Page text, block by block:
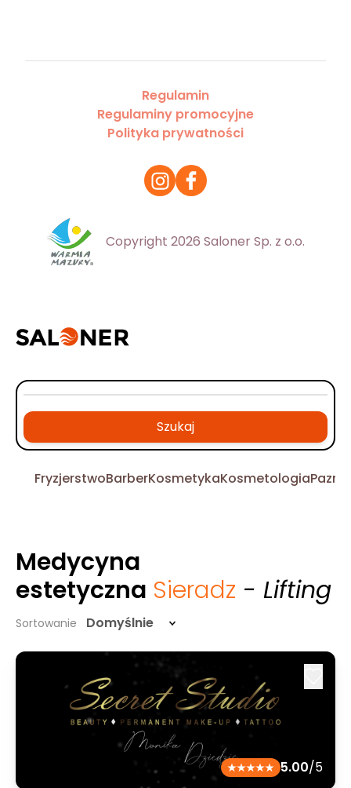
Regulamin
Regulaminy promocyjne
Polityka prywatności
Copyright 2026 Saloner Sp. z o.o.
Szukaj
FryzjerstwoBarberKosmetykaKosmetologia
Medycyna
estetyczna Sieradz - Lifting
Sortowanie Domyślnie
5.00/5